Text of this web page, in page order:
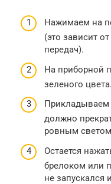
Нажимаем на
(это зависит
передач).
На приборной
зеленого цвета.
Прикладываем
должно
ровным
Остается
брелоком или
не запускался